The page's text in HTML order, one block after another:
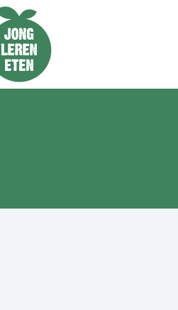
van Jong Leren Eten